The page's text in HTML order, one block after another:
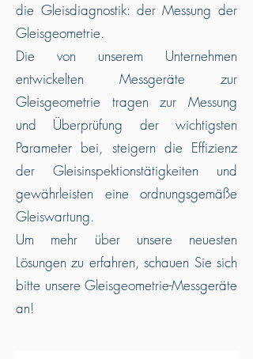
die Gleisdiagnostik: der Messung der
Gleisgeometrie.
Die von unserem Unternehmen
entwickelten Messgeräte zur
Gleisgeometrie tragen zur Messung
und Überprüfung der wichtigsten
Parameter bei, steigern die Effizienz
der Gleisinspektionstätigkeiten und
gewährleisten eine ordnungsgemäße
Gleiswartung.
Um mehr über unsere neuesten
Lösungen zu erfahren, schauen Sie sich
bitte unsere Gleisgeometrie-Messgeräte
an!